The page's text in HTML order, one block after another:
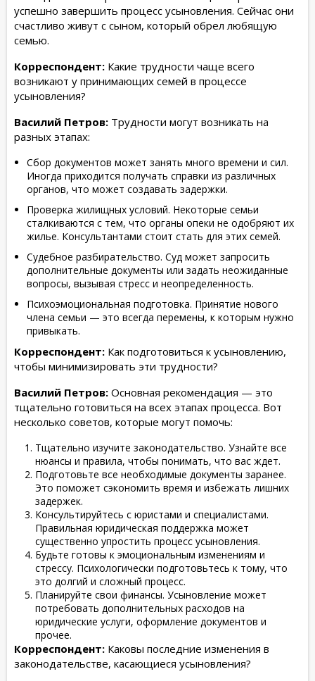
успешно завершить процесс усыновления. Сейчас они
счастливо живут с сыном, который обрел любящую
семью.
Корреспондент: Какие трудности чаще всего
возникают у принимающих семей в процессе
усыновления?
Василий Петров: Трудности могут возникать на
разных этапах:
Сбор документов может занять много времени и сил.
Иногда приходится получать справки из различных
органов, что может создавать задержки.
Проверка жилищных условий. Некоторые семьи
сталкиваются с тем, что органы опеки не одобряют их
жилье. Консультантами стоит стать для этих семей.
Судебное разбирательство. Суд может запросить
дополнительные документы или задать неожиданные
вопросы, вызывая стресс и неопределенность.
Психоэмоциональная подготовка. Принятие нового
члена семьи — это всегда перемены, к которым нужно
привыкать.
Корреспондент: Как подготовиться к усыновлению,
чтобы минимизировать эти трудности?
Василий Петров: Основная рекомендация — это
тщательно готовиться на всех этапах процесса. Вот
несколько советов, которые могут помочь:
Тщательно изучите законодательство. Узнайте все
нюансы и правила, чтобы понимать, что вас ждет.
Подготовьте все необходимые документы заранее.
Это поможет сэкономить время и избежать лишних
задержек.
Консультируйтесь с юристами и специалистами.
Правильная юридическая поддержка может
существенно упростить процесс усыновления.
Будьте готовы к эмоциональным изменениям и
стрессу. Психологически подготовьтесь к тому, что
это долгий и сложный процесс.
Планируйте свои финансы. Усыновление может
потребовать дополнительных расходов на
юридические услуги, оформление документов и
прочее.
Корреспондент: Каковы последние изменения в
законодательстве, касающиеся усыновления?